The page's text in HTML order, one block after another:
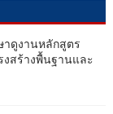
ดูงานหลักสูตร
สร้างพื้นฐานและ